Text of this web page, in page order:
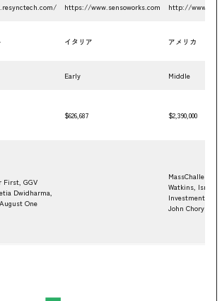
https://www.sensoworks.com http://
イタリア アメリカ
Early Middle
$626,687 $2,390,000
First, GGV
Dwidharma,
One
MassChallenge,
Watkins, Israel
Investment
John Chory